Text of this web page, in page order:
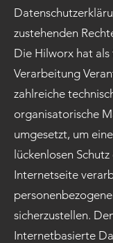
zustehenden
Die Hilworx hat als
Verarbeitung
zahlreiche
organisatorische
umgesetzt, um
lückenlosen
Internetseite
sicherzustellen.
Internetbasierte